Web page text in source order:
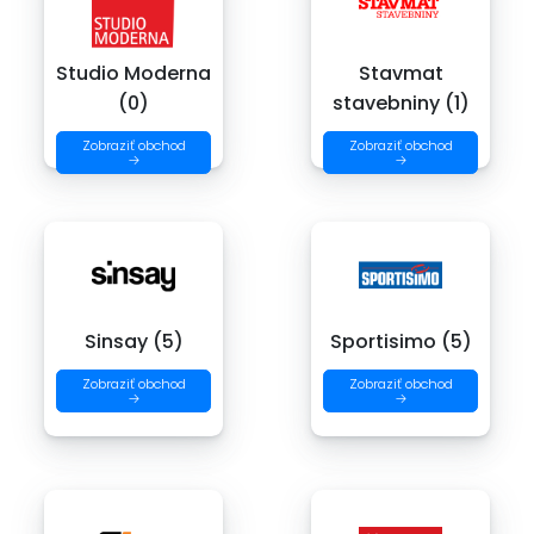
Studio Moderna
(0)
Zobraziť obchod
→
Stavmat
stavebniny (1)
Zobraziť obchod
→
Sinsay (5)
Zobraziť obchod
→
Sportisimo (5)
Zobraziť obchod
→